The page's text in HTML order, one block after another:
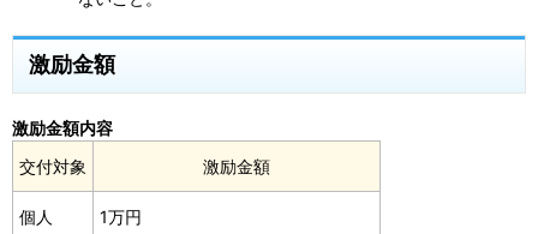
激励金額
激励金額内容
交付対象
激励金額
個人 1万円